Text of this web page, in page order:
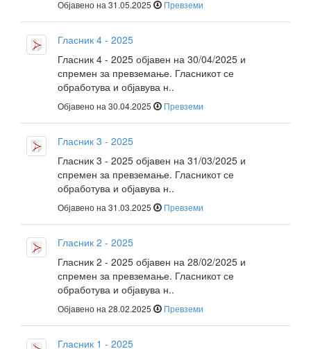
Објавено на 31.05.2025 Превземи
Гласник 4 - 2025
Гласник 4 - 2025 објавен на 30/04/2025 и
спремен за превземање. Гласникот се
обработува и објавува н..
Објавено на 30.04.2025 Превземи
Гласник 3 - 2025
Гласник 3 - 2025 објавен на 31/03/2025 и
спремен за превземање. Гласникот се
обработува и објавува н..
Објавено на 31.03.2025 Превземи
Гласник 2 - 2025
Гласник 2 - 2025 објавен на 28/02/2025 и
спремен за превземање. Гласникот се
обработува и објавува н..
Објавено на 28.02.2025 Превземи
Гласник 1 - 2025